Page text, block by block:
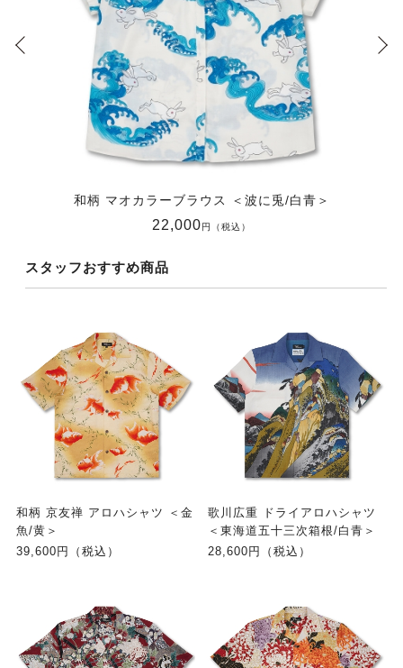
和柄 マオカラーブラウス ＜波に兎/白青＞
22,000円（税込）
スタッフおすすめ商品
和柄 京友禅 アロハシャツ ＜金
魚/黄＞
39,600円（税込）
歌川広重 ドライアロハシャツ
＜東海道五十三次箱根/白青＞
28,600円（税込）